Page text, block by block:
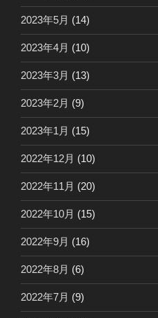
2023年5月 (14)
2023年4月 (10)
2023年3月 (13)
2023年2月 (9)
2023年1月 (15)
2022年12月 (10)
2022年11月 (20)
2022年10月 (15)
2022年9月 (16)
2022年8月 (6)
2022年7月 (9)